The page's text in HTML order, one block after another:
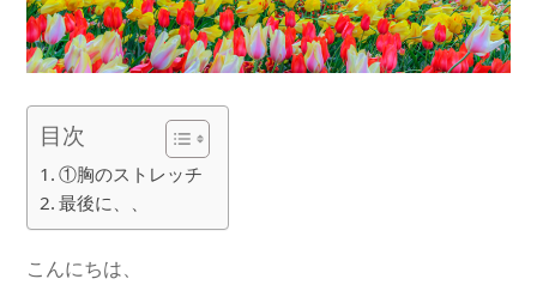
目次
①胸のストレッチ
最後に、、
こんにちは、